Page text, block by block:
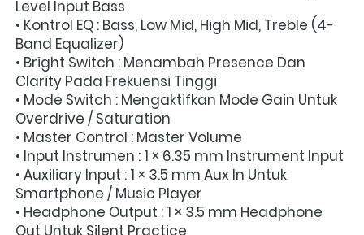
Level Input Bass
• Kontrol EQ : Bass, Low Mid, High Mid, Treble (4-
Band Equalizer)
• Bright Switch : Menambah Presence Dan
Clarity Pada Frekuensi Tinggi
• Mode Switch : Mengaktifkan Mode Gain Untuk
Overdrive / Saturation
• Master Control : Master Volume
• Input Instrumen : 1 × 6.35 mm Instrument Input
• Auxiliary Input : 1 × 3.5 mm Aux In Untuk
Smartphone / Music Player
• Headphone Output : 1 × 3.5 mm Headphone
Out Untuk Silent Practice